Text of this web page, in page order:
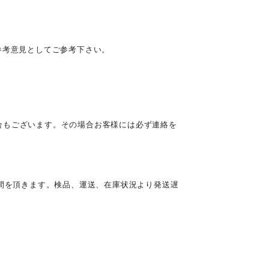
意見としてご参考下さい。
ございます。その場合お客様には必ず連絡を
頂きます。検品、運送、在庫状況より発送遅